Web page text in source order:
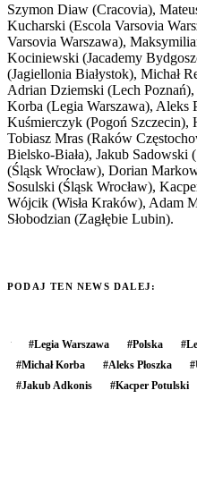
Szymon Diaw (Cracovia),
Kucharski (Escola Varsovia
Varsovia Warszawa),
Kociniewski (Jacademy
(Jagiellonia Białystok), Michał
Adrian Dziemski (Lech
Korba (Legia Warszawa), Aleks
Kuśmierczyk (Pogoń Szczecin),
Tobiasz Mras (Raków
Bielsko-Biała), Jakub Sadowski
(Śląsk Wrocław), Dorian
Sosulski (Śląsk Wrocław),
Wójcik (Wisła Kraków), Adam
Słobodzian (Zagłębie Lubin).
PODAJ TEN NEWS DALEJ:
#Legia Warszawa #Polska #
#Michał Korba #Aleks Płoszka #
#Jakub Adkonis #Kacper Potulski